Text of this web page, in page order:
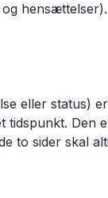
eller status)
Den
to sider skal